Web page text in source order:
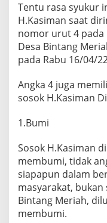
Tentu rasa syukur
H.Kasiman saat
nomor urut 4 pada
Desa Bintang
pada Rabu 16/04/
Angka 4 juga
sosok H.Kasiman
1.Bumi
Sosok H.Kasiman
membumi, tidak
siapapun dalam
masyarakat,
Bintang Meriah,
membumi.